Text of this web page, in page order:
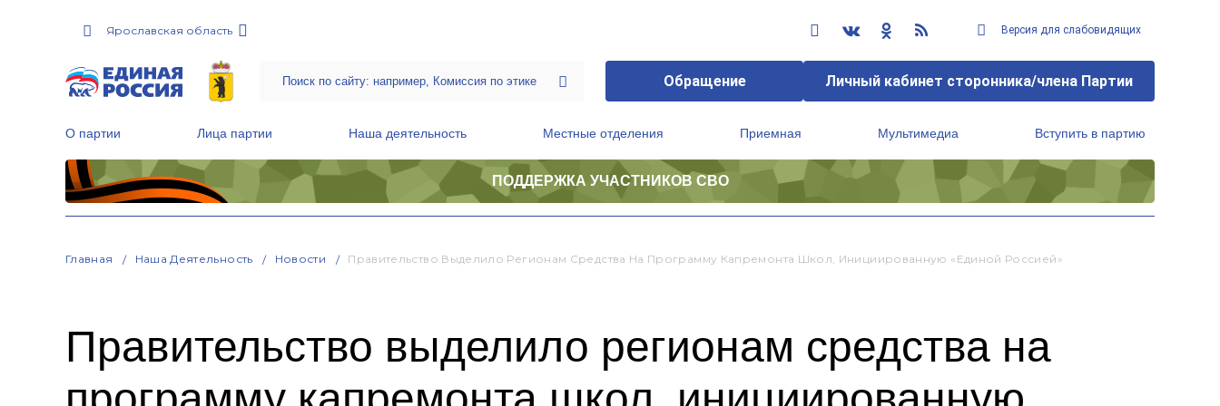
Ярославская область Версия для слабовидящих
Обращение Личный кабинет сторонника/члена Партии
О партии Лица партии Наша деятельность Местные отделения Приемная Мультимедиа Вступить в партию
ПОДДЕРЖКА УЧАСТНИКОВ СВО
Главная Наша Деятельность Новости Правительство Выделило Регионам Средства На Программу Капремонта Школ, Инициированную «Единой Россией»
Правительство выделило регионам средства на